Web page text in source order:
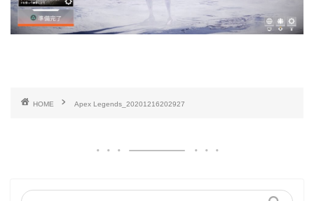
HOME Apex Legends_20201216202927